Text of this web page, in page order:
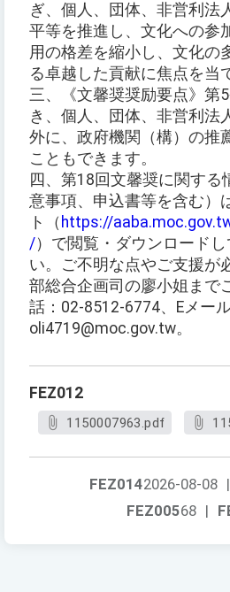
ぎ、個人、団体、非営利法
平等を推進し、文化への参
用の格差を縮小し、文化の
る卓越した貢献に焦点を当
三、《文馨奨奨励要点》第
き、個人、団体、非営利法
外に、政府機関（構）の推
こともできます。
四、第18回文馨奨に関する
意事項、申込書等を含む）
ト（ https://
/）で閲覧・ダウンロード
い。ご不明な点やご支援が
部総合企画司の廖小姐まで
話：02-8512-6774、Eメール
oli4719@moc.gov.tw。
FEZ012
1150007963.pdf
FEZ0142026-08-08 |
FEZ00568 |